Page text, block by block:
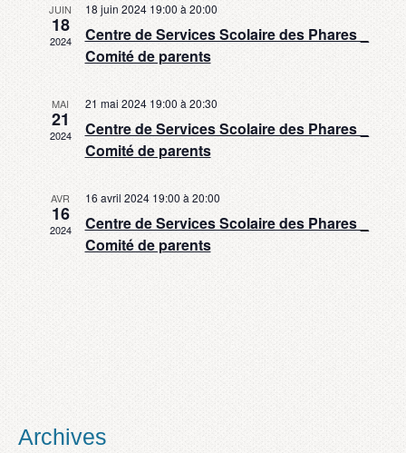
JUIN
18
2024
18 juin 2024 19:00 à 20:00
Centre de Services Scolaire des Phares _
Comité de parents
MAI
21
2024
21 mai 2024 19:00 à 20:30
Centre de Services Scolaire des Phares _
Comité de parents
AVR
16
2024
16 avril 2024 19:00à 20:00
Centre de Services Scolaire des Phares _
Comité de parents
Archives